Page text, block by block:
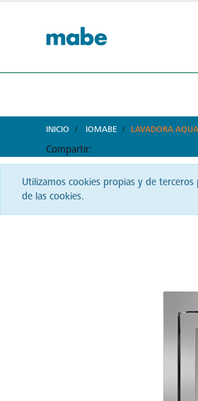
INICIO IOMABE LAVADORA
Compartir:
Utilizamos cookies propias y de
de las cookies.